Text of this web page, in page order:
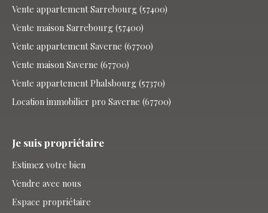
Vente appartement Sarrebourg (57400)
Vente maison Sarrebourg (57400)
Vente appartement Saverne (67700)
Vente maison Saverne (67700)
Vente appartement Phalsbourg (57370)
Location immobilier pro Saverne (67700)
Je suis propriétaire
Estimez votre bien
Vendre avec nous
Espace propriétaire